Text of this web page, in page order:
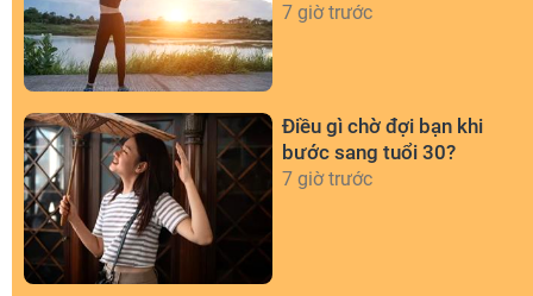
7 giờ trước
Điều gì chờ đợi bạn khi
bước sang tuổi 30?
7 giờ trước